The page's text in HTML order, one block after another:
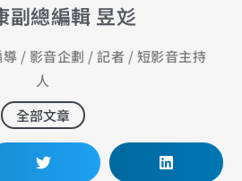
副總編輯 昱彣
/ 影音企劃 / 記者 / 短影音主持
人
全部文章